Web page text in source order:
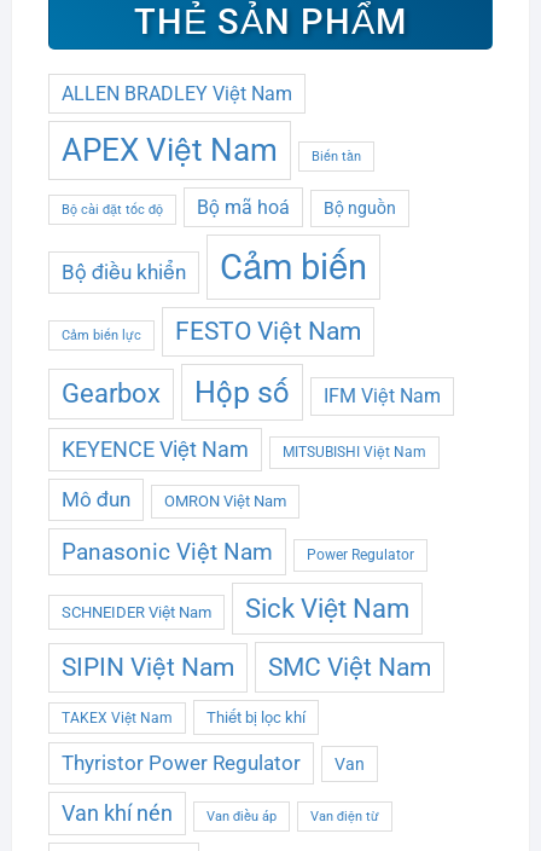
THẺ SẢN PHẨM
ALLEN BRADLEY Việt Nam
APEX Việt Nam Biến tần
Bộ cài đặt tốc độ Bộ mã hoá Bộ nguồn
Bộ điều khiển Cảm biến
Cảm biến lực FESTO Việt Nam
Gearbox Hộp số IFM Việt Nam
KEYENCE Việt Nam MITSUBISHI Việt Nam
Mô đun OMRON Việt Nam
Panasonic Việt Nam Power Regulator
SCHNEIDER Việt Nam Sick Việt Nam
SIPIN Việt Nam SMC Việt Nam
TAKEX Việt Nam Thiết bị lọc khí
Thyristor Power Regulator Van
Van khí nén Van điều áp Van điện từ